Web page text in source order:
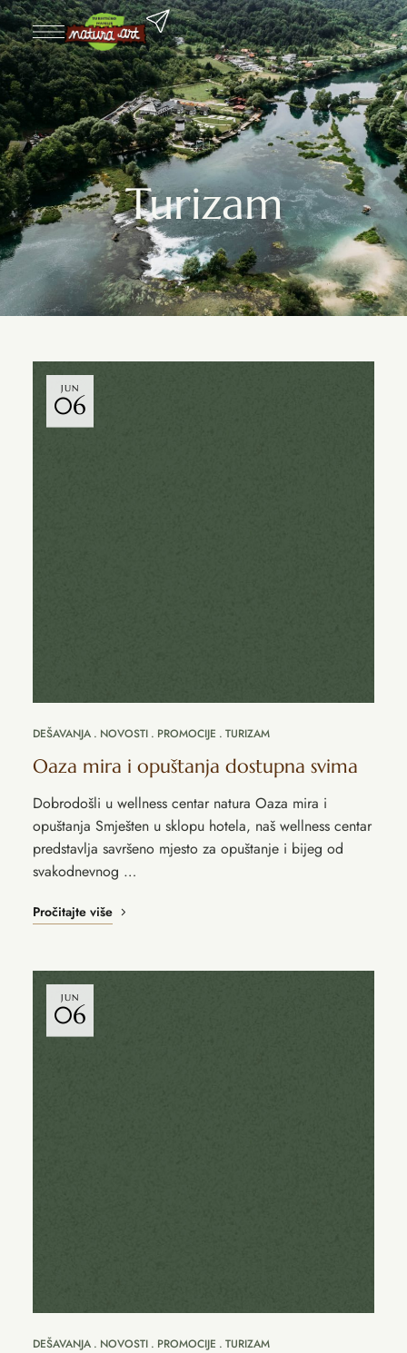
Turizam
JUN
06
DEŠAVANJA NOVOSTI PROMOCIJE TURIZAM
Oaza mira i opuštanja dostupna svima
Dobrodošli u wellness centar natura Oaza mira i
opuštanja Smješten u sklopu hotela, naš wellness centar
predstavlja savršeno mjesto za opuštanje i bijeg od
svakodnevnog …
Pročitajte više
JUN
06
DEŠAVANJA NOVOSTI PROMOCIJE TURIZAM